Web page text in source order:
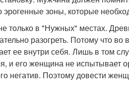
эрогенные зоны, которые
только в "Нужных" местах.
разогреть. Потому что во
ее внутри себя. Лишь в том
и его женщина не испытывает
негатив. Поэтому довести